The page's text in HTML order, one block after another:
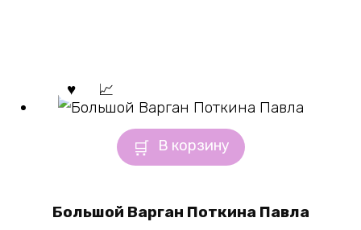
В корзину
Большой Варган Поткина Павла